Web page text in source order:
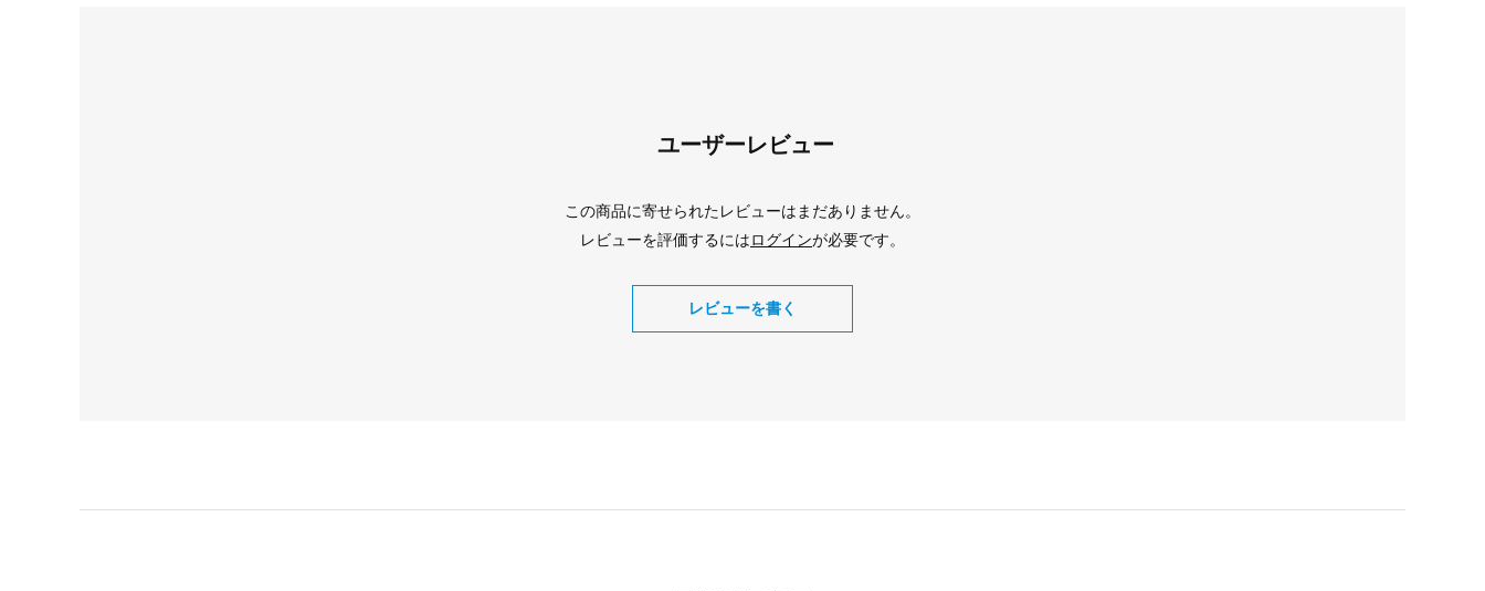
ユーザーレビュー
この商品に寄せられたレビューはまだありません。
レビューを評価するにはログインが必要です。
レビューを書く